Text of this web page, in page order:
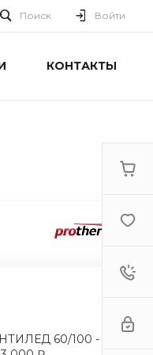
Поиск Войти
КОНТАКТЫ
60/100 -